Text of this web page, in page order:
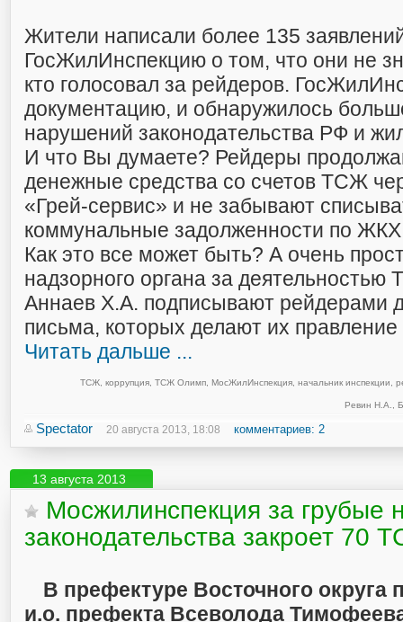
Жители написали более 135
ГосЖилИнспекцию о том, что они не
кто голосовал за рейдеров.
документацию, и обнаружилось
нарушений законодательства РФ и
И что Вы думаете? Рейдеры
денежные средства со счетов ТСЖ
«Грей-сервис» и не забывают
коммунальные задолженности по
Как это все может быть? А очень
надзорного органа за
Аннаев Х.А. подписывают рейдерами
письма, которых делают их
Читать дальше ...
ТСЖ, коррупция, ТСЖ Олимп, МосЖилИнспекция, начальник инспекции
Ревин Н.А.
Spectator 20 августа 2013, 18:08 комментариев: 2
13 августа 2013
Мосжилинспекция за грубые
законодательства закроет 70
В префектуре Восточного округа
и.о. префекта Всеволода